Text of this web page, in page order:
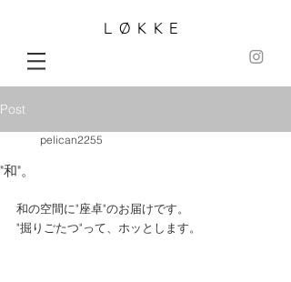
LØKKE
Post
"和"。
pelican2255
和の空間に"座卓"のお届けです。
"掘りごたつ"って、ホッとします。